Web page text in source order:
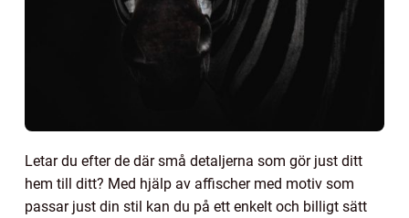
Letar du efter de där små detaljerna som gör just ditt
hem till ditt? Med hjälp av affischer med motiv som
passar just din stil kan du på ett enkelt och billigt sätt